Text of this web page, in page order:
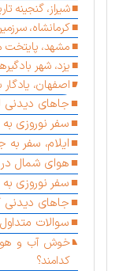
شیراز، گنجینه
کرمانشاه،
مشهد، پایتخت
یزد، شهر
اصفهان،
جاهای دیدنی
سفر نوروزی به
ایلام، سفر به
هوای شمال در
سفر نوروزی
جاهای دیدنی
سوالات متداول
خوش آب و
کدامند؟